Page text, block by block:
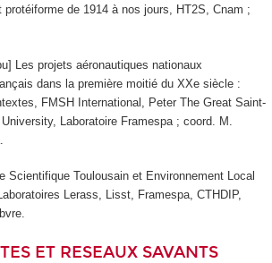
protéiforme de 1914 à nos jours, HT2S, Cnam ;
Les projets aéronautiques nationaux
dans la première moitié du XXe siècle :
FMSH International, Peter The Great Saint-
Laboratoire Framespa ; coord. M.
Scientifique Toulousain et Environnement Local
Lerass, Lisst, Framespa, CTHDIP,
ET RESEAUX SAVANTS